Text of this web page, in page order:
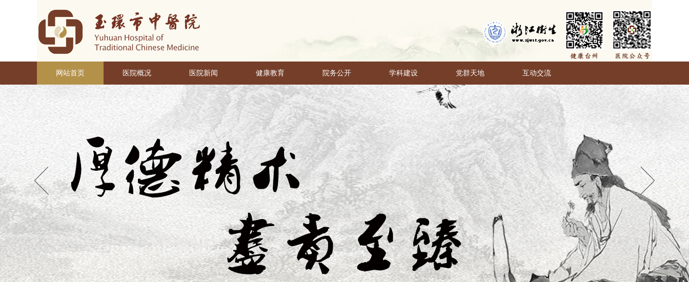
网站首页 医院概况 医院新闻 健康教育 院务公开 学科建设 党群天地 互动交流